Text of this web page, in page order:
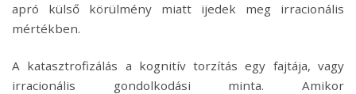
apró külső körülmény miatt ijedek meg irracionális
mértékben.
A katasztrofizálás a kognitív torzítás egy fajtája, vagy
irracionális gondolkodási minta. Amikor